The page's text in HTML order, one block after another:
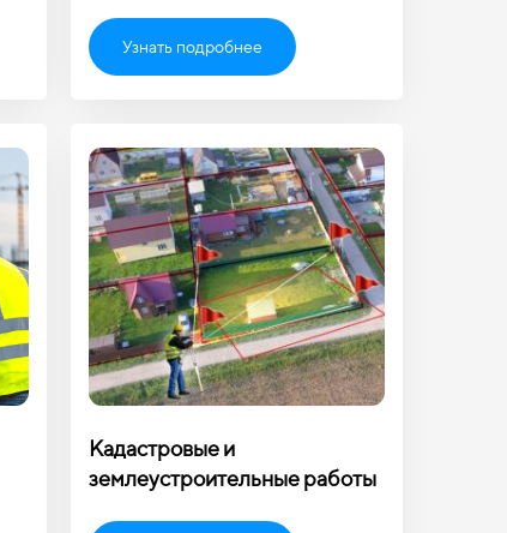
Узнать подробнее
Кадастровые и
землеустроительные работы